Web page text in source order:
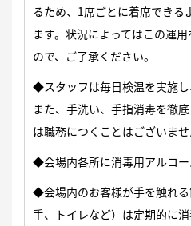
るため、1席ごとに着席できる
ます。状況によってはこの運
ので、ご了承ください。
◆スタッフは毎日検温を実施し
また、手洗い、手指消毒を徹
は職務につくことはございませ
◆会場内各所に消毒用アルコー
◆会場内のお客様が手を触れ
手、トイレなど）は定期的に消